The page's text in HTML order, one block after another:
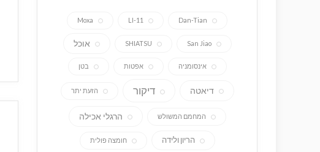
Dan-Tian
LI-11
Moxa
San Jiao
SHIATSU אוכל
אינסומניה אפטות בטן
דיאטה דיקור הזעת יתר
המחמם המשולש הרגלי אכילה
הריון ולידה חומצה פולית